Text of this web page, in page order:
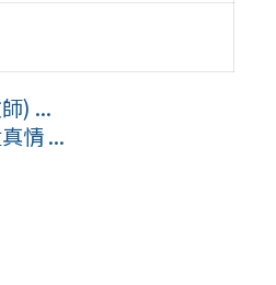
) ...
情 ...